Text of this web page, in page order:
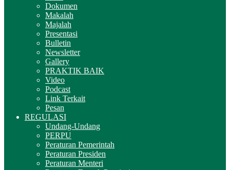
Dokumen
Makalah
Majalah
Presentasi
Bulletin
Newsletter
Gallery
PRAKTIK BAIK
Video
Podcast
Link Terkait
Pesan
REGULASI
Undang-Undang
PERPU
Peraturan Pemerintah
Peraturan Presiden
Peraturan Menteri